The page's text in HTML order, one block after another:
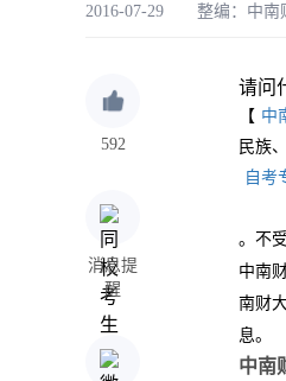
2016-07-29 整编： 中南
592
消息提
醒
请问
【 中
民族
自考
。不
中南
南财
息。
中南